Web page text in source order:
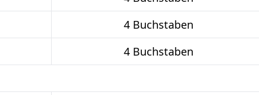
4 Buchstaben
4 Buchstaben